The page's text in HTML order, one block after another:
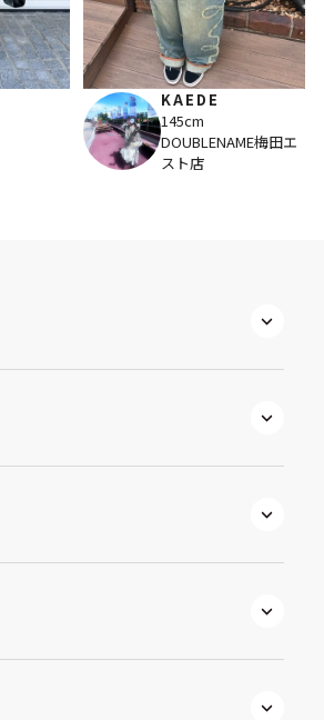
KAEDE
145cm
DOUBLENAME梅田エ
スト店